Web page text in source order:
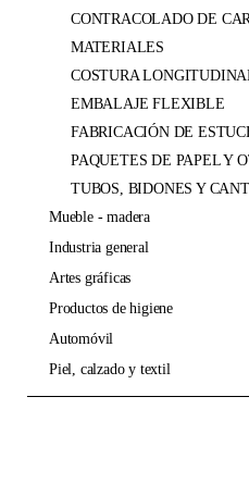
CONTRACOLADO DE
MATERIALES
COSTURA
EMBALAJE FLEXIBLE
FABRICACIÓN DE
PAQUETES DE PAPEL Y
TUBOS, BIDONES Y
mueble - madera
industria general
artes gráficas
productos de higiene
automóvil
piel, calzado y textil